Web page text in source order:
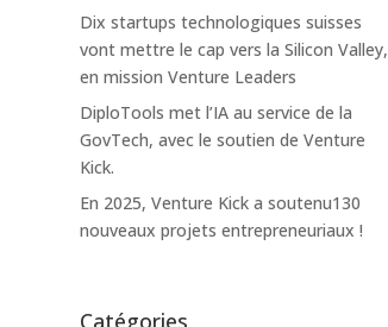
Dix startups technologiques suisses
vont mettre le cap vers la Silicon Valley,
en mission Venture Leaders
DiploTools met l’IA au service de la
GovTech, avec le soutien de Venture
Kick.
En 2025, Venture Kick a soutenu130
nouveaux projets entrepreneuriaux !